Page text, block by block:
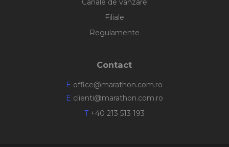
Canale de vânzare
Filiale
Regulamente
Contact
E office@marathon.com.ro
E clienti@marathon.com.ro
T+40 213 513 193